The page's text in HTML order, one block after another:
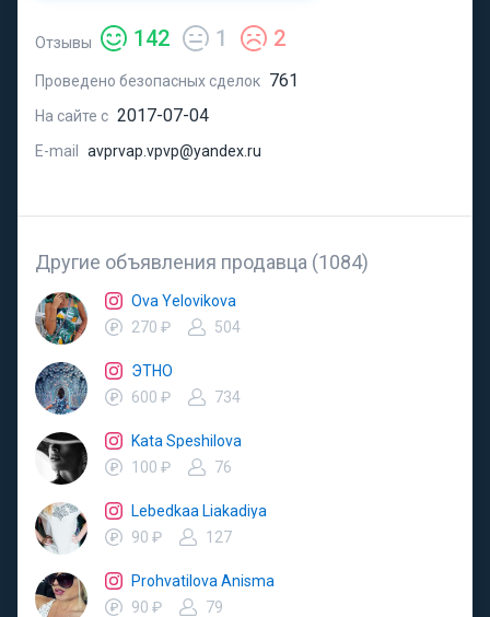
Отзывы 142 1 2
Проведено безопасных сделок 761
На сайте с 2017-07-04
E-mail avprvap.vpvp@yandex.ru
Другие объявления продавца (1084)
Ova Yelovikova
270 ₽
504
ЭТНО
600 ₽
734
Kata Speshilova
100 ₽
76
Lebedkaa Liakadiya
90 ₽
127
Prohvatilova Anisma
90 ₽
79